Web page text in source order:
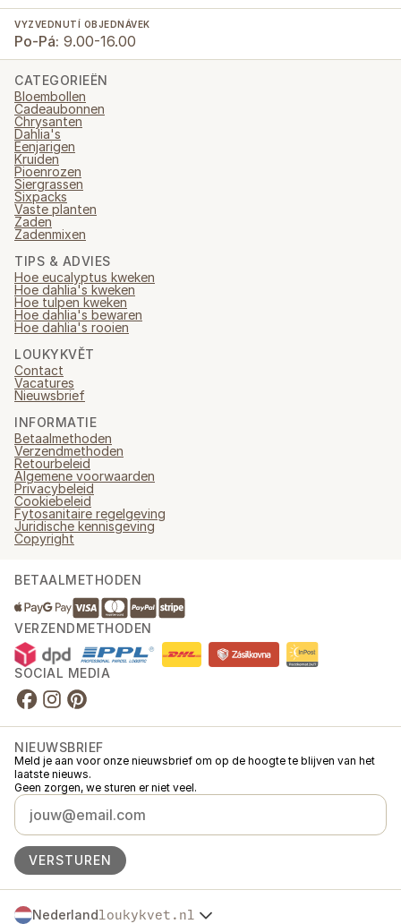
VYZVEDNUTÍ OBJEDNÁVEK
Po-Pá: 9.00-16.00
CATEGORIEËN
Bloembollen
Cadeaubonnen
Chrysanten
Dahlia's
Eenjarigen
Kruiden
Pioenrozen
Siergrassen
Sixpacks
Vaste planten
Zaden
Zadenmixen
TIPS & ADVIES
Hoe eucalyptus kweken
Hoe dahlia's kweken
Hoe tulpen kweken
Hoe dahlia's bewaren
Hoe dahlia's rooien
LOUKYKVĚT
Contact
Vacatures
Nieuwsbrief
INFORMATIE
Betaalmethoden
Verzendmethoden
Retourbeleid
Algemene voorwaarden
Privacybeleid
Cookiebeleid
Fytosanitaire regelgeving
Juridische kennisgeving
Copyright
BETAALMETHODEN
VERZENDMETHODEN
SOCIAL MEDIA
NIEUWSBRIEF
Meld je aan voor onze nieuwsbrief om op de hoogte te blijven van het
laatste nieuws.
Geen zorgen, we sturen er niet veel.
VERSTUREN
Nederlandloukykvet.nl